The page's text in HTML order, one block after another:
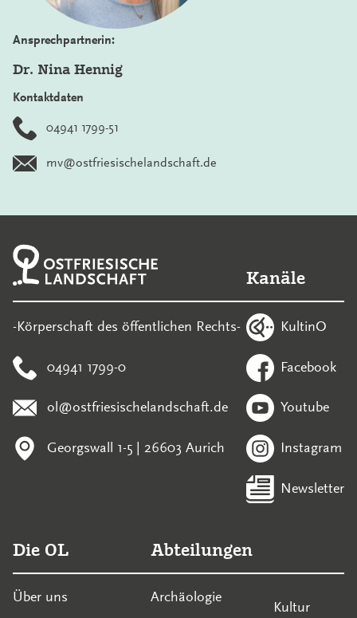
Ansprechpartnerin:
Dr. Nina Hennig
Kontaktdaten
04941 1799-51
mv@ostfriesischelandschaft.de
-Körperschaft des öffentlichen Rechts-
04941 1799-0
ol@ostfriesischelandschaft.de
Georgswall 1-5 | 26603 Aurich
Kanäle
KultinO
Facebook
Youtube
Instagram
Newsletter
Die OL
Über uns
Abteilungen
Archäologie
Kultur